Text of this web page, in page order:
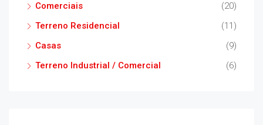
Comerciais
(20)
Terreno Residencial
(11)
Casas
(9)
Terreno Industrial / Comercial
(6)